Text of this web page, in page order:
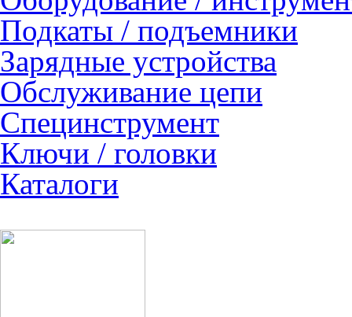
Подкаты / подъемники
Зарядные устройства
Обслуживание цепи
Специнструмент
Ключи / головки
Каталоги